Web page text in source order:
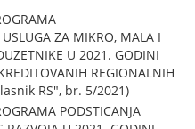
ZA MIKRO, MALA I
U 2021. GODINI
REGIONALNIH
RS", br. 5/2021)
PODSTICANJA